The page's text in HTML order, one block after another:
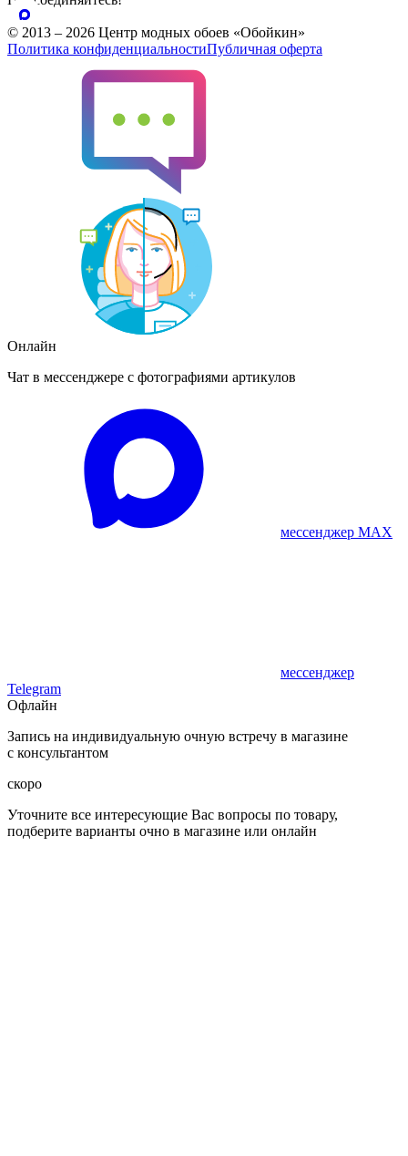
© 2013 – 2026 Центр модных обоев «Обойкин»
Политика конфиденциальностиПубличная оферта
Онлайн
Чат в мессенджере с фотографиями артикулов
мессенджер MAX
мессенджер
Telegram
Офлайн
Запись на индивидуальную очную встречу в магазине
с консультантом
скоро
Уточните все интересующие Вас вопросы по товару,
подберите варианты очно в магазине или онлайн